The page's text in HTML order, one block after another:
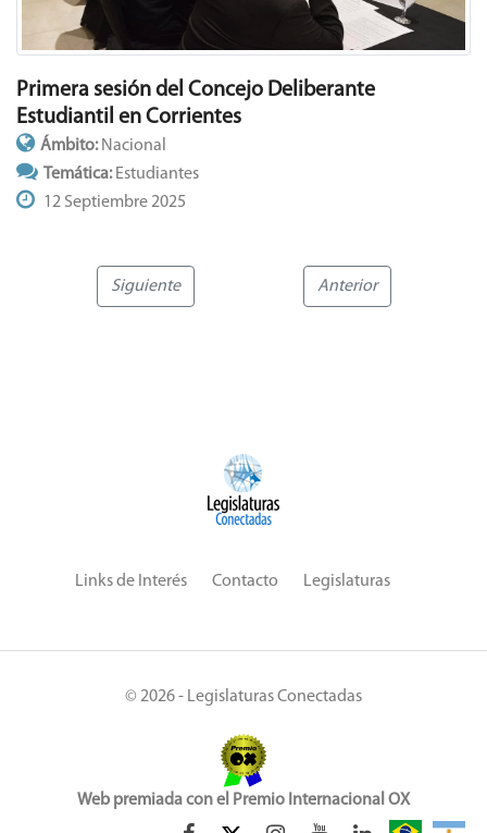
Primera sesión del Concejo Deliberante
Estudiantil en Corrientes
Ámbito: Nacional
Temática: Estudiantes
12 Septiembre 2025
Siguiente Anterior
Links de Interés Contacto Legislaturas
© 2026 - Legislaturas Conectadas
Web premiada con el Premio Internacional OX